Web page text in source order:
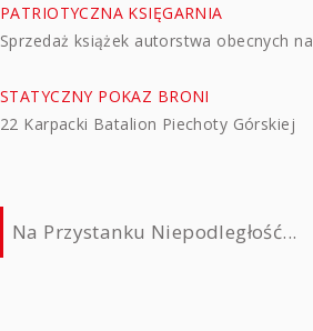
PATRIOTYCZNA KSIĘGARNIA
Sprzedaż książek autorstwa obecnych
STATYCZNY POKAZ BRONI
22 Karpacki Batalion Piechoty Górskiej
Na Przystanku Niepodległość...